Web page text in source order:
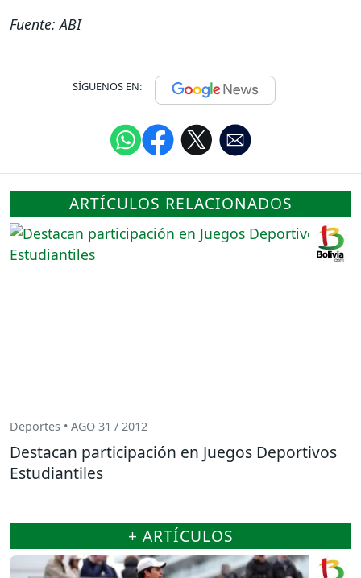
Fuente: ABI
SÍGUENOS EN:
ARTÍCULOS RELACIONADOS
Deportes • AGO 31 / 2012
Destacan participación en Juegos Deportivos
Estudiantiles
+ ARTÍCULOS